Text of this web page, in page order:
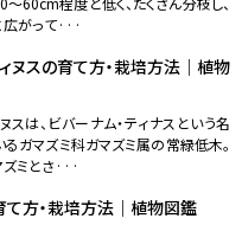
がって···
ヌスの育て方・栽培方法｜植物
スは、ビバーナム・ティナスという名
ガマズミ科ガマズミ属の常緑低木。
ミとさ···
て方・栽培方法｜植物図鑑